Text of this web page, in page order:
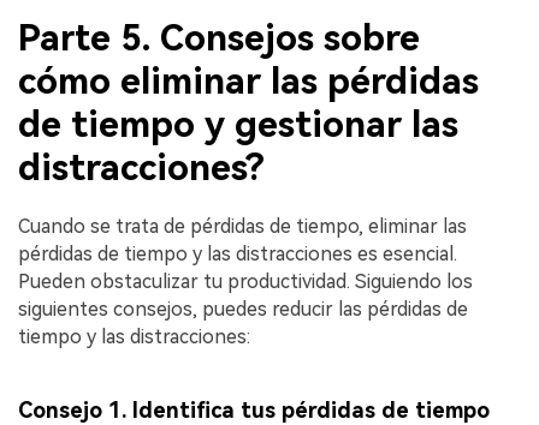
Parte 5. Consejos sobre
cómo eliminar las pérdidas
de tiempo y gestionar las
distracciones?
Cuando se trata de pérdidas de tiempo, eliminar las
pérdidas de tiempo y las distracciones es esencial.
Pueden obstaculizar tu productividad. Siguiendo los
siguientes consejos, puedes reducir las pérdidas de
tiempo y las distracciones:
Consejo 1. Identifica tus pérdidas de tiempo